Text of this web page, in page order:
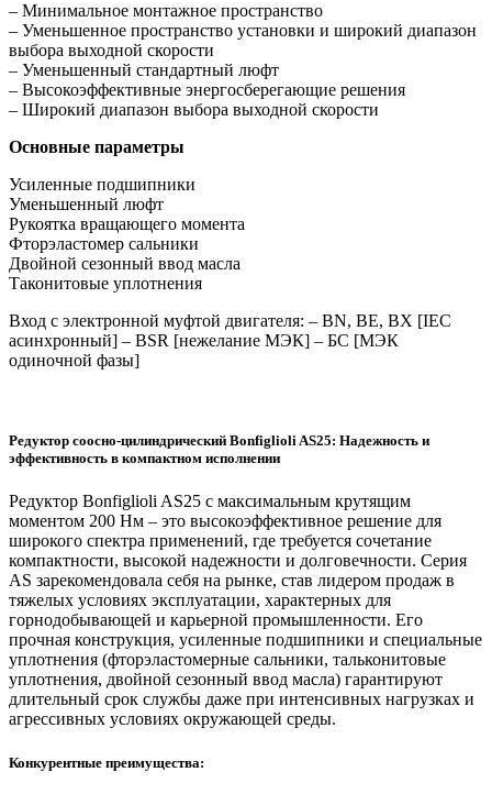
– Минимальное монтажное пространство
– Уменьшенное пространство установки и широкий диапазон
выбора выходной скорости
– Уменьшенный стандартный люфт
– Высокоэффективные энергосберегающие решения
– Широкий диапазон выбора выходной скорости
Основные параметры
Усиленные подшипники
Уменьшенный люфт
Рукоятка вращающего момента
Фторэластомер сальники
Двойной сезонный ввод масла
Таконитовые уплотнения
Вход с электронной муфтой двигателя: – BN, BE, BX [IEC
асинхронный] – BSR [нежелание МЭК] – БС [МЭК
одиночной фазы]
Редуктор соосно-цилиндрический Bonfiglioli AS25: Надежность и
эффективность в компактном исполнении
Редуктор Bonfiglioli AS25 с максимальным крутящим
моментом 200 Нм – это высокоэффективное решение для
широкого спектра применений, где требуется сочетание
компактности, высокой надежности и долговечности. Серия
AS зарекомендовала себя на рынке, став лидером продаж в
тяжелых условиях эксплуатации, характерных для
горнодобывающей и карьерной промышленности. Его
прочная конструкция, усиленные подшипники и специальные
уплотнения (фторэластомерные сальники, тальконитовые
уплотнения, двойной сезонный ввод масла) гарантируют
длительный срок службы даже при интенсивных нагрузках и
агрессивных условиях окружающей среды.
Конкурентные преимущества: